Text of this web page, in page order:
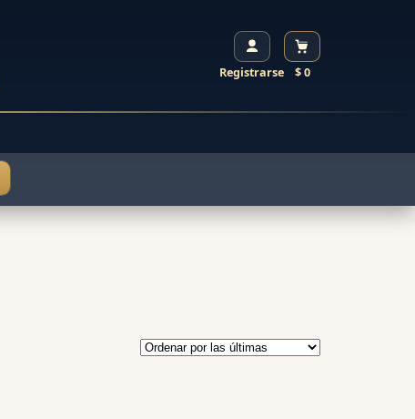
Registrarse $ 0